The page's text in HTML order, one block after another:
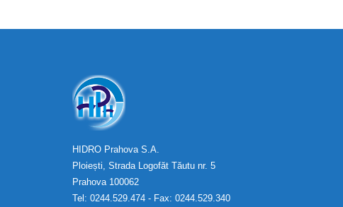
HIDRO Prahova S.A.
Ploiești, Strada Logofăt Tăutu nr. 5
Prahova 100062
Tel: 0244.529.474 - Fax: 0244.529.340